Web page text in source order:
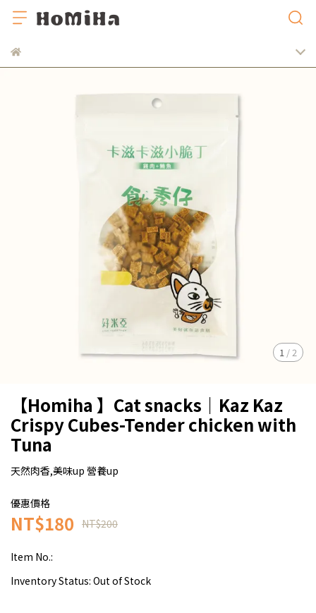
1 / 2
【Homiha 】Cat snacks｜Kaz Kaz
Crispy Cubes-Tender chicken with
Tuna
天然肉香,美味up 營養up
優惠價格
NT$180 NT$200
Item No.:
Inventory Status: Out of Stock